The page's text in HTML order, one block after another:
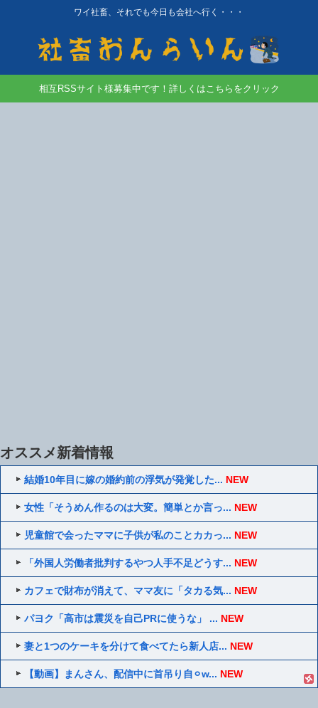
ワイ社畜、それでも今日も会社へ行く・・・
相互RSSサイト様募集中です！詳しくはこちらをクリック
オススメ新着情報
結婚10年目に嫁の婚約前の浮気が発覚した... NEW
女性「そうめん作るのは大変。簡単とか言っ... NEW
児童館で会ったママに子供が私のことカカっ... NEW
「外国人労働者批判するやつ人手不足どうす... NEW
カフェで財布が消えて、ママ友に「タカる気... NEW
パヨク「高市は震災を自己PRに使うな」 ... NEW
妻と1つのケーキを分けて食べてたら新人店... NEW
【動画】まんさん、配信中に首吊り自⚪︎w... NEW